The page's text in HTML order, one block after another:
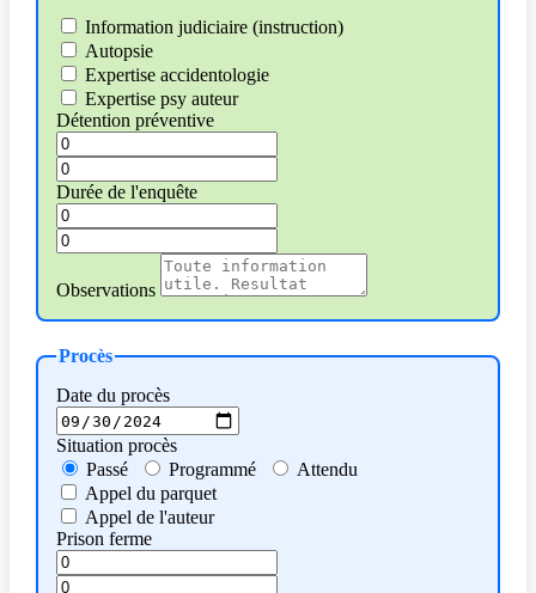
Information judiciaire (instruction)
Autopsie
Expertise accidentologie
Expertise psy auteur
Détention préventive
Durée de l'enquête
Observations
Procès
Date du procès
Situation procès
Passé
Programmé
Attendu
Appel du parquet
Appel de l'auteur
Prison ferme